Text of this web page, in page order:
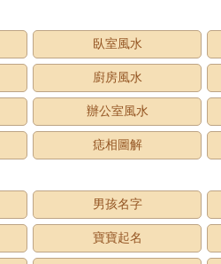
臥室風水
廚房風水
辦公室風水
痣相圖解
男孩名字
寶寶起名